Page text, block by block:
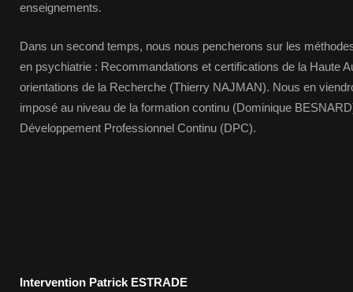
enseignements.
Dans un second temps, nous nous pencherons sur les
en psychiatrie : Recommandations et certifications de la Haute
orientations de la Recherche (Thierry NAJMAN). Nous en
imposé au niveau de la formation continu (Dominique
Développement Professionnel Continu (DPC).
Intervention Patrick ESTRADE